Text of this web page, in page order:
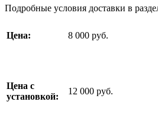
Подробные условия доставки в
Цена: 8 000 руб.
Цена с
установкой:
12 000 руб.